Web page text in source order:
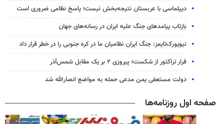
دیپلماسی با عربستان نتیجه‌بخش نیست؛ پاسخ نظامی ضروری است
بازتاب پیامدهای جنگ علیه ایران در رسانه‌های جهان
نیویورک‌تایمز: جنگ ایران نظامیان ما در کره جنوبی را در خطر قرار داد
فرار تراکتور از شکست؛ پیروزی ۲ بر یک مقابل شمس‌آذر
دولت مستعفی یمن مدعی حمله به مواضع انصارالله شد
صفحه اول روزنامه‌ها